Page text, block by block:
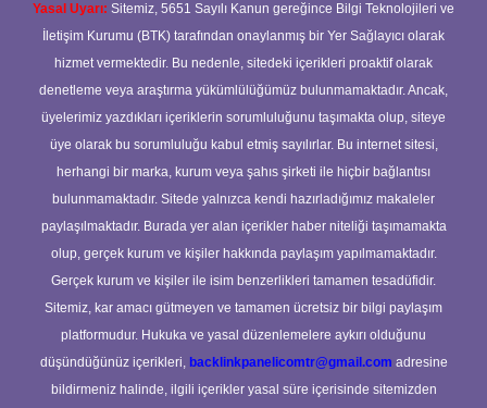
Yasal Uyarı: Sitemiz, 5651 Sayılı Kanun gereğince Bilgi Teknolojileri ve
İletişim Kurumu (BTK) tarafından onaylanmış bir Yer Sağlayıcı olarak
hizmet vermektedir. Bu nedenle, sitedeki içerikleri proaktif olarak
denetleme veya araştırma yükümlülüğümüz bulunmamaktadır. Ancak,
üyelerimiz yazdıkları içeriklerin sorumluluğunu taşımakta olup, siteye
üye olarak bu sorumluluğu kabul etmiş sayılırlar. Bu internet sitesi,
herhangi bir marka, kurum veya şahıs şirketi ile hiçbir bağlantısı
bulunmamaktadır. Sitede yalnızca kendi hazırladığımız makaleler
paylaşılmaktadır. Burada yer alan içerikler haber niteliği taşımamakta
olup, gerçek kurum ve kişiler hakkında paylaşım yapılmamaktadır.
Gerçek kurum ve kişiler ile isim benzerlikleri tamamen tesadüfidir.
Sitemiz, kar amacı gütmeyen ve tamamen ücretsiz bir bilgi paylaşım
platformudur. Hukuka ve yasal düzenlemelere aykırı olduğunu
düşündüğünüz içerikleri, backlinkpanelicomtr@gmail.com adresine
bildirmeniz halinde, ilgili içerikler yasal süre içerisinde sitemizden